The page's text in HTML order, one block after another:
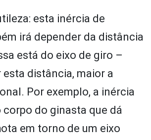
esta inércia de
irá depender da distância
está do eixo de giro –
distância, maior a
Por exemplo, a inércia
do ginasta que dá
em torno de um eixo